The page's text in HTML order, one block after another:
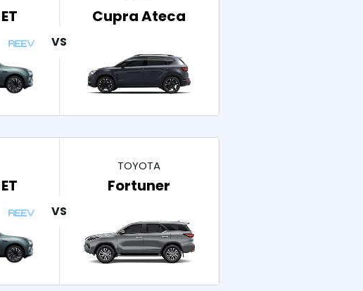
Cupra Ateca
TOYOTA
Fortuner